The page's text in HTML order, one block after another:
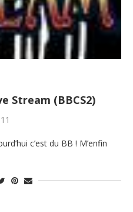
Stream (BBCS2)
c’est du BB ! M’enfin